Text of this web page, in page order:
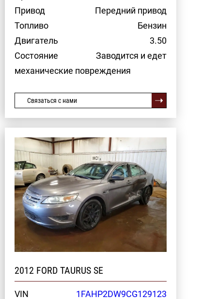
Привод
Передний привод
Топливо
Бензин
Двигатель
3.50
Состояние
Заводится и едет
механические повреждения
Связаться с нами
2012 FORD TAURUS SE
VIN 1FAHP2DW9CG129123